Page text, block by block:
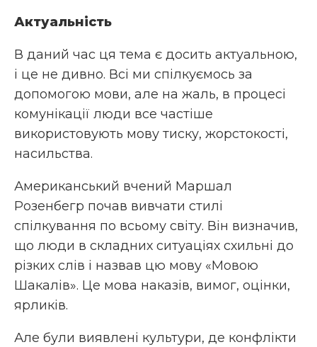
Актуальність
В даний час ця тема є досить актуальною,
і це не дивно. Всі ми спілкуємось за
допомогою мови, але на жаль, в процесі
комунікації люди все частіше
використовують мову тиску, жорстокості,
насильства.
Американський вчений Маршал
Розенбегр почав вивчати стилі
спілкування по всьому світу. Він визначив,
що люди в складних ситуаціях схильні до
різких слів і назвав цю мову «Мовою
Шакалів». Це мова наказів, вимог, оцінки,
ярликів.
Але були виявлені культури, де конфлікти